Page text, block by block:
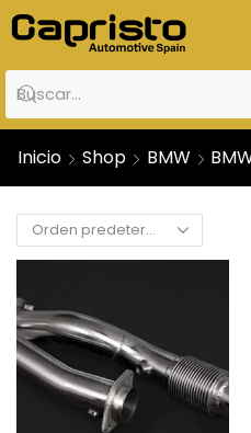
Inicio Shop BMW